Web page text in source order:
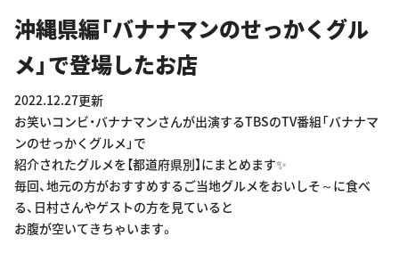
沖縄県編「バナナマンのせっかくグル
メ」で登場したお店
2022.12.27更新
お笑いコンビ・バナナマンさんが出演するTBSのTV番組「バナナマ
ンのせっかくグルメ」で
紹介されたグルメを【都道府県別】にまとめます✨
毎回、地元の方がおすすめするご当地グルメをおいしそ～に食べ
る、日村さんやゲストの方を見ていると
お腹が空いてきちゃいます。